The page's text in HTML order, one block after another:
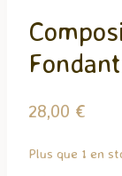
28,00 €
Plus que 1 en